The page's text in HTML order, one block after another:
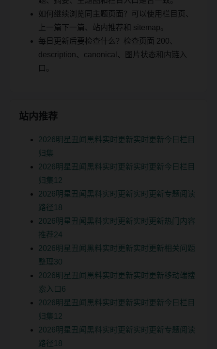
如何继续浏览同主题页面？可以使用栏目页、
上一篇下一篇、站内推荐和 sitemap。
每日更新后要检查什么？检查页面 200、
description、canonical、图片状态和内链入
口。
站内推荐
2026明星丑闻黑料实时更新实时更新今日栏目
归集
2026明星丑闻黑料实时更新实时更新今日栏目
归集12
2026明星丑闻黑料实时更新实时更新专题阅读
路径18
2026明星丑闻黑料实时更新实时更新热门内容
推荐24
2026明星丑闻黑料实时更新实时更新相关问题
整理30
2026明星丑闻黑料实时更新实时更新移动端搜
索入口6
2026明星丑闻黑料实时更新实时更新今日栏目
归集12
2026明星丑闻黑料实时更新实时更新专题阅读
路径18